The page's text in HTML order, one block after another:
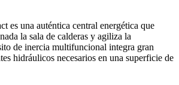
es una auténtica central energética que
la sala de calderas y agiliza la
de inercia multifuncional integra gran
hidráulicos necesarios en una superficie de